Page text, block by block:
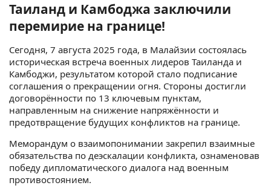
Таиланд и Камбоджа заключили
перемирие на границе!
Сегодня, 7 августа 2025 года, в Малайзии состоялась
историческая встреча военных лидеров Таиланда и
Камбоджи, результатом которой стало подписание
соглашения о прекращении огня. Стороны достигли
договорённости по 13 ключевым пунктам,
направленным на снижение напряжённости и
предотвращение будущих конфликтов на границе.
Меморандум о взаимопонимании закрепил взаимные
обязательства по деэскалации конфликта, ознаменовав
победу дипломатического диалога над военным
противостоянием.